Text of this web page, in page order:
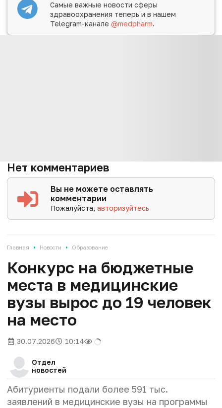
Самые важные новости сферы
здравоохранения теперь и в нашем
Telegram-канале@medpharm.
Нет комментариев
Вы не можете оставлять
комментарии
Пожалуйста,авторизуйтесь
Главная • Новости • Образование
Конкурс на бюджетные
места в медицинские
вузы вырос до 19 человек
на место
30.07.2026 10:14
Отдел
новостей
Абитуриенты подали более 591 тыс.
заявлений в медицинские вузы на программы